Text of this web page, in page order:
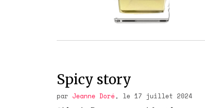
Spicy story
par Jeanne Doré , le 17 juillet 2024